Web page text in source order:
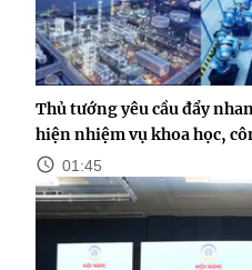
Thủ tướng yêu cầu đẩy
hiện nhiệm vụ khoa học,
01:45